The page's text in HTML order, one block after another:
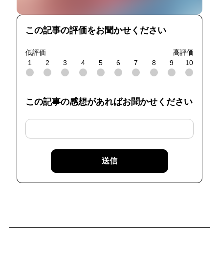
この記事の評価をお聞かせください
低評価
高評価
1
2 3 4 5 6 7 8 9 10
この記事の感想があればお聞かせください
送信